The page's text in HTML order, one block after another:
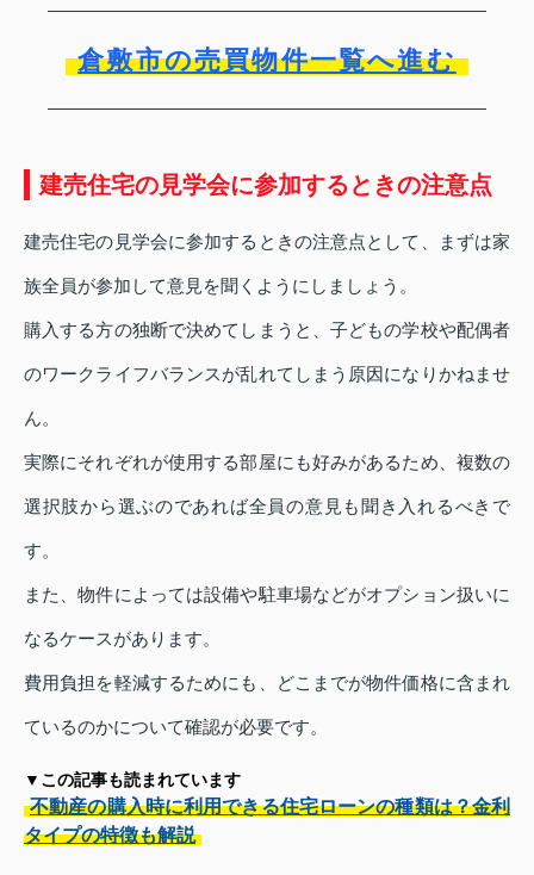
倉敷市の売買物件一覧へ進む
建売住宅の見学会に参加するときの注意点
建売住宅の見学会に参加するときの注意点として、まずは家
族全員が参加して意見を聞くようにしましょう。
購入する方の独断で決めてしまうと、子どもの学校や配偶者
のワークライフバランスが乱れてしまう原因になりかねませ
ん。
実際にそれぞれが使用する部屋にも好みがあるため、複数の
選択肢から選ぶのであれば全員の意見も聞き入れるべきで
す。
また、物件によっては設備や駐車場などがオプション扱いに
なるケースがあります。
費用負担を軽減するためにも、どこまでが物件価格に含まれ
ているのかについて確認が必要です。
▼この記事も読まれています
不動産の購入時に利用できる住宅ローンの種類は？金利
タイプの特徴も解説